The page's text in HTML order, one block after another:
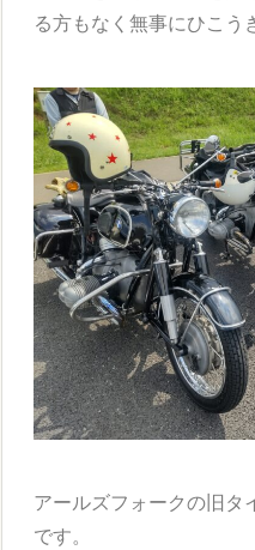
る方もなく無事にひこう
アールズフォークの旧タ
です。